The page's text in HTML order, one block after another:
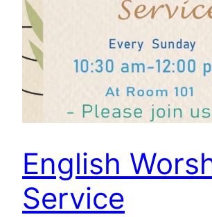
English
Service